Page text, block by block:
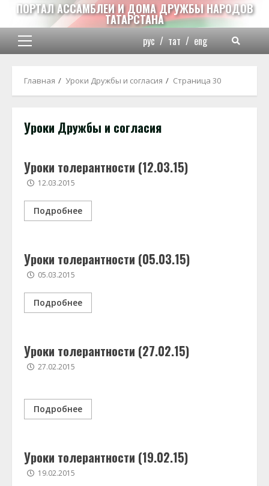
Перейти
содержимому
ПОРТАЛ АССАМБЛЕИ И ДОМА ДРУЖБЫ НАРОДОВ
ТАТАРСТАНА
Основное
рус / тат / eng
Главная Уроки Дружбы и согласия Страница 30
Уроки Дружбы и согласия
Уроки толерантности (12.03.15)
12.03.2015
Подробнее
Уроки толерантности (05.03.15)
05.03.2015
Подробнее
Уроки толерантности (27.02.15)
27.02.2015
Подробнее
Уроки толерантности (19.02.15)
19.02.2015